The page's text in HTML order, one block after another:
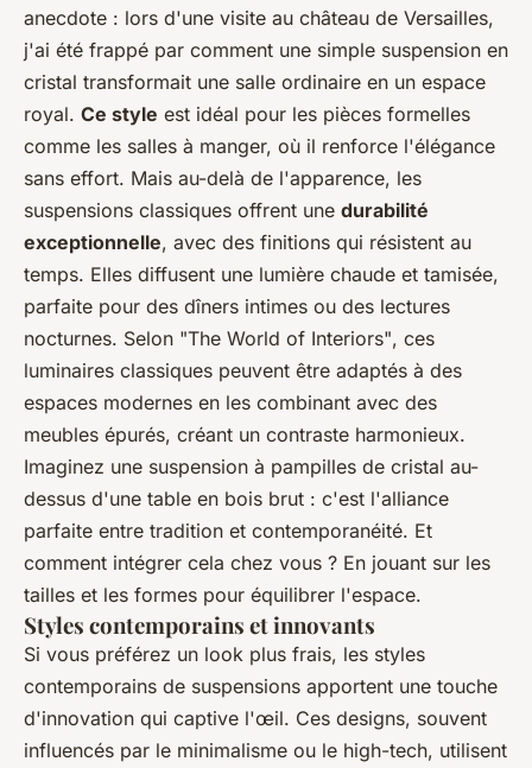
anecdote : lors d'une visite au château de Versailles,
j'ai été frappé par comment une simple suspension en
cristal transformait une salle ordinaire en un espace
royal. Ce style est idéal pour les pièces formelles
comme les salles à manger, où il renforce l'élégance
sans effort. Mais au-delà de l'apparence, les
suspensions classiques offrent une durabilité
exceptionnelle, avec des finitions qui résistent au
temps. Elles diffusent une lumière chaude et tamisée,
parfaite pour des dîners intimes ou des lectures
nocturnes. Selon "The World of Interiors", ces
luminaires classiques peuvent être adaptés à des
espaces modernes en les combinant avec des
meubles épurés, créant un contraste harmonieux.
Imaginez une suspension à pampilles de cristal au-
dessus d'une table en bois brut : c'est l'alliance
parfaite entre tradition et contemporanéité. Et
comment intégrer cela chez vous ? En jouant sur les
tailles et les formes pour équilibrer l'espace.
Styles contemporains et innovants
Si vous préférez un look plus frais, les styles
contemporains de suspensions apportent une touche
d'innovation qui captive l'œil. Ces designs, souvent
influencés par le minimalisme ou le high-tech, utilisent